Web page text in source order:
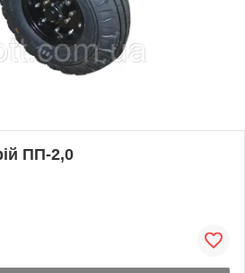
ПП-2,0